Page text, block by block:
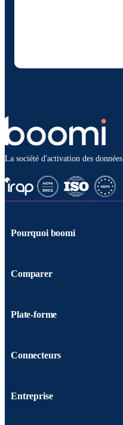
La société d'activation des données
Pourquoi boomi
Comparer
Plate-forme
Connecteurs
Entreprise